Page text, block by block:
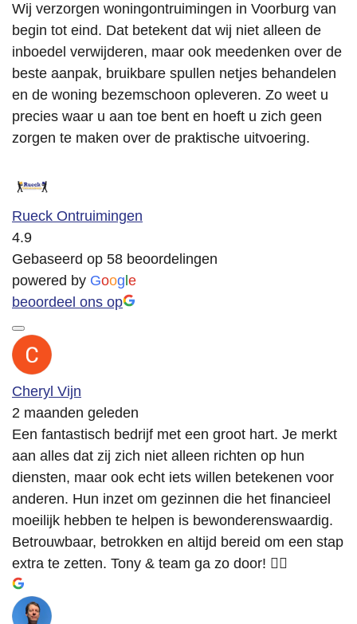
Wij verzorgen woningontruimingen in Voorburg van
begin tot eind. Dat betekent dat wij niet alleen de
inboedel verwijderen, maar ook meedenken over de
beste aanpak, bruikbare spullen netjes behandelen
en de woning bezemschoon opleveren. Zo weet u
precies waar u aan toe bent en hoeft u zich geen
zorgen te maken over de praktische uitvoering.
Rueck Ontruimingen
4.9
Gebaseerd op 58 beoordelingen
powered by Goog e
beoordeel ons op
Cheryl Vijn
2 maanden geleden
Een fantastisch bedrijf met een groot hart. Je merkt
aan alles dat zij zich niet alleen richten op hun
diensten, maar ook echt iets willen betekenen voor
anderen. Hun inzet om gezinnen die het financieel
moeilijk hebben te helpen is bewonderenswaardig.
Betrouwbaar, betrokken en altijd bereid om een stap
extra te zetten. Tony & team ga zo door! 👍🏻